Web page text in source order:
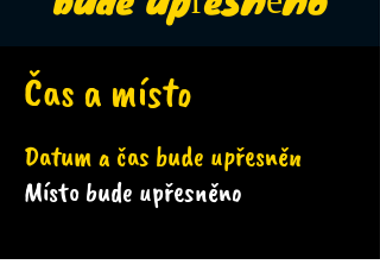
Čas a místo
Datum a čas bude upřesněn
Místo bude upřesněno